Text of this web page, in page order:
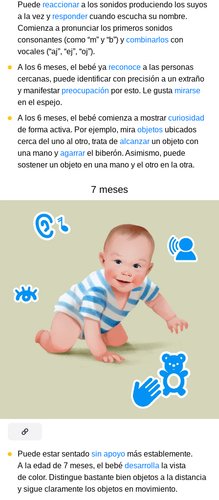
Puede reaccionar a los sonidos produciendo los suyos
a la vez y responder cuando escucha su nombre.
Comienza a pronunciar los primeros sonidos
consonantes (como “m” y “b”) y combinarlos con
vocales (“aj”, “ej”, “oj”).
A los 6 meses, el bebé ya reconoce a las personas
cercanas, puede identificar con precisión a un extraño
y manifestar preocupación por esto. Le gusta mirarse
en el espejo.
A los 6 meses, el bebé comienza a mostrar curiosidad
de forma activa. Por ejemplo, mira objetos ubicados
cerca del uno al otro, trata de alcanzar un objeto con
una mano y agarrar el biberón. Asimismo, puede
sostener un objeto en una mano y el otro en la otra.
7 meses
Puede estar sentado sin apoyo más establemente.
A la edad de 7 meses, el bebé desarrolla la vista
de color. Distingue bastante bien objetos a la distancia
y sigue claramente los objetos en movimiento.